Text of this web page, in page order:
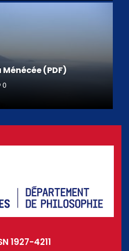
(PDF)
0
1927-4211